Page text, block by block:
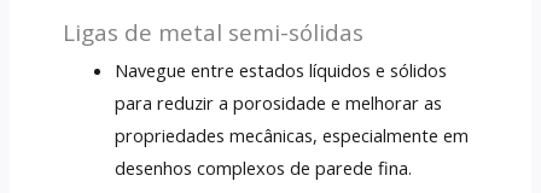
Ligas de metal semi-sólidas
Navegue entre estados líquidos e sólidos
para reduzir a porosidade e melhorar as
propriedades mecânicas, especialmente em
desenhos complexos de parede fina.